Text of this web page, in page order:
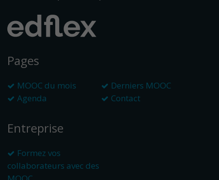
Pages
MOOC du mois
Derniers MOOC
Agenda
Contact
Entreprise
Formez vos
collaborateurs avec des